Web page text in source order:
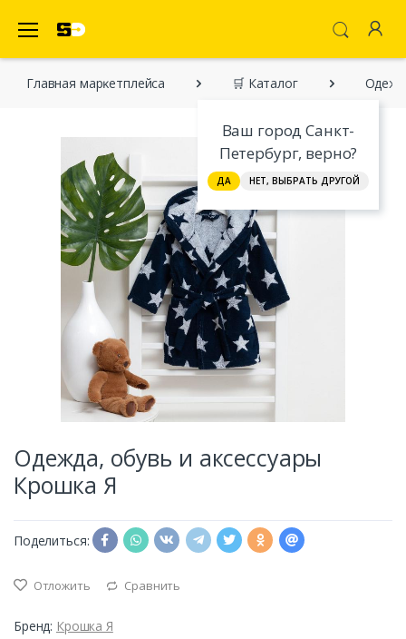
Ваш город Санкт-
Петербург, верно?
ДА НЕТ, ВЫБРАТЬ ДРУГОЙ
Главная марĸетплейса 🛒 Каталог
Одежда, обувь и аксессуары
Крошка Я
Поделиться:
Отложить Сравнить
Бренд: Крошка Я